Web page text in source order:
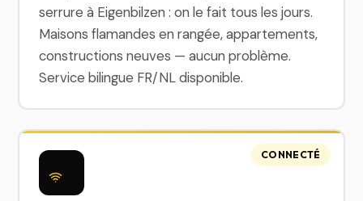
serrure à Eigenbilzen : on le fait tous les jours.
Maisons flamandes en rangée, appartements,
constructions neuves — aucun problème.
Service bilingue FR/NL disponible.
CONNECTÉ